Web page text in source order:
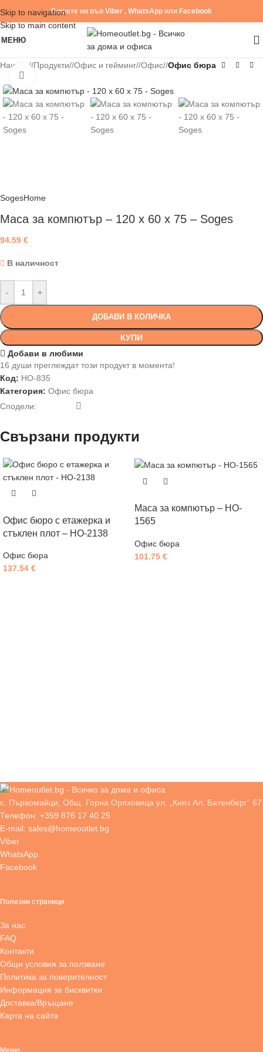
Skip to navigation
Skip to main content
Пишете ни във Viber , WhatsApp или Facebook
МЕНЮ
Начало / Продукти/ Офис и гейминг/ Офис/ Офис бюра
SogesHome
Маса за компютър – 120 х 60 х 75 – Soges
94.59 €
В наличност
- +
ДОБАВИ В КОЛИЧКА
КУПИ
Добави в любими
16 души преглеждат този продукт в момента!
Код: HO-835
Категория: Офис бюра
Сподели:
Свързани продукти
Офис бюро с етажерка и
стъклен плот – HO-2138
Офис бюра
137.54 €
Маса за компютър – HO-
1565
Офис бюра
101.75 €
с. Първомайци, Общ. Горна Оряховица ул. „Княз Ал. Батенберг“ 67
Телефон: +359 876 17 40 25
E-mail: sales@homeoutlet.bg
Viber
WhatsApp
Facebook
Полезни страници
За нас
FAQ
Контакти
Общи условия за ползване
Политика за поверителност
Информация за бисквитки
Доставка/Връщане
Карта на сайта
Меню